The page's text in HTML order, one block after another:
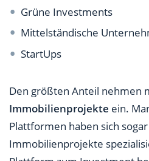
Grüne Investments
Mittelständische
StartUps
Den größten Anteil nehmen
Immobilienprojekte ein.
Plattformen haben sich
Immobilienprojekte